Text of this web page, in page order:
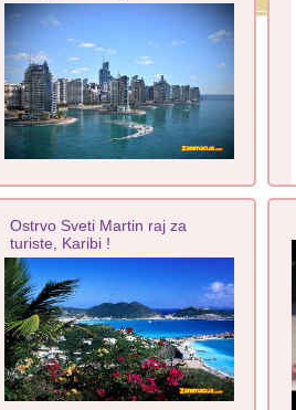
Ostrvo Sveti Martin raj za
turiste, Karibi !